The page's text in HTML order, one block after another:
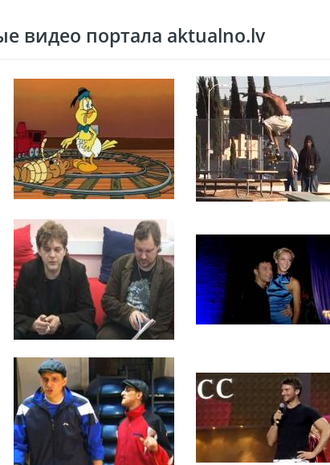
видео портала aktualno.lv